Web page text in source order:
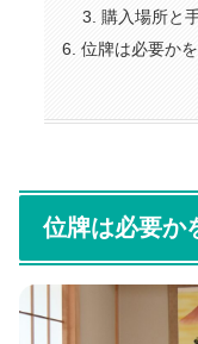
購入場所と
位牌は必要か
位牌は必要か